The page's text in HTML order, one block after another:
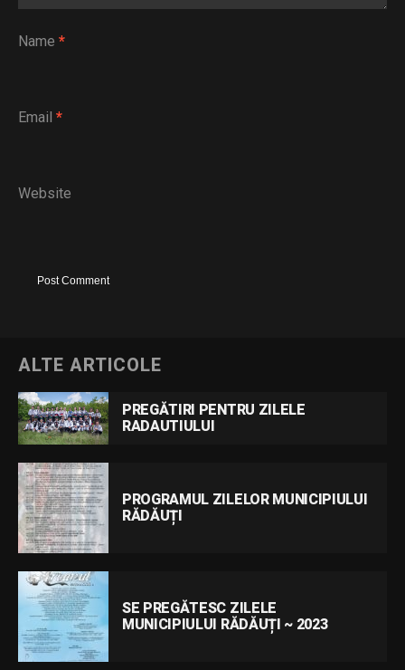
Name *
Email *
Website
ALTE ARTICOLE
PREGĂTIRI PENTRU ZILELE
RADAUTIULUI
PROGRAMUL ZILELOR MUNICIPIULUI
RĂDĂUȚI
SE PREGĂTESC ZILELE
MUNICIPIULUI RĂDĂUȚI ~ 2023